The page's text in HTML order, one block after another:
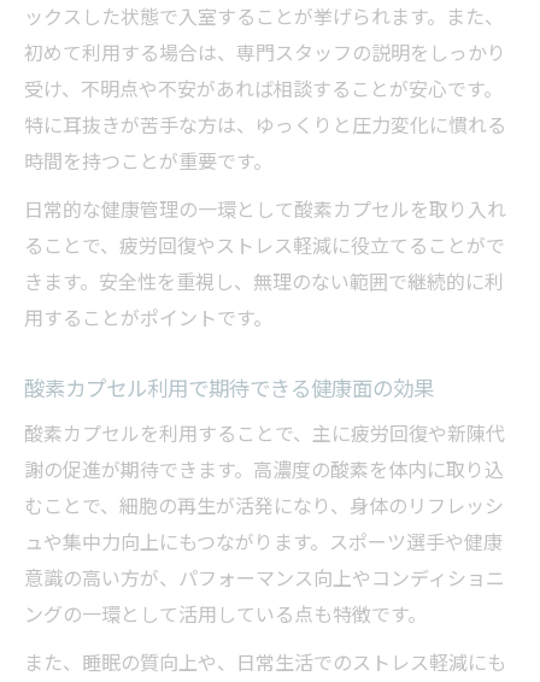
ックスした状態で入室することが挙げられます。また、
初めて利用する場合は、専門スタッフの説明をしっかり
受け、不明点や不安があれば相談することが安心です。
特に耳抜きが苦手な方は、ゆっくりと圧力変化に慣れる
時間を持つことが重要です。
日常的な健康管理の一環として酸素カプセルを取り入れ
ることで、疲労回復やストレス軽減に役立てることがで
きます。安全性を重視し、無理のない範囲で継続的に利
用することがポイントです。
酸素カプセル利用で期待できる健康面の効果
酸素カプセルを利用することで、主に疲労回復や新陳代
謝の促進が期待できます。高濃度の酸素を体内に取り込
むことで、細胞の再生が活発になり、身体のリフレッシ
ュや集中力向上にもつながります。スポーツ選手や健康
意識の高い方が、パフォーマンス向上やコンディショニ
ングの一環として活用している点も特徴です。
また、睡眠の質向上や、日常生活でのストレス軽減にも